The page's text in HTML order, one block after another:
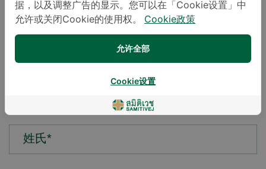
您的疑问*
姓氏*
据，以及调整广告的显示。您可以在「Cookie设置」中
允许或关闭Cookie的使用权。
Cookie政策
允许全部
Cookie设置